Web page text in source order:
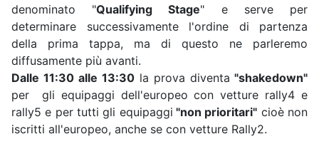
denominato "Qualifying Stage" e serve per
determinare successivamente l'ordine di partenza
della prima tappa, ma di questo ne parleremo
diffusamente più avanti.
Dalle 11:30 alle 13:30 la prova diventa "shakedown"
per gli equipaggi dell'europeo con vetture rally4 e
rally5 e per tutti gli equipaggi "non prioritari" cioè non
iscritti all'europeo, anche se con vetture Rally2.